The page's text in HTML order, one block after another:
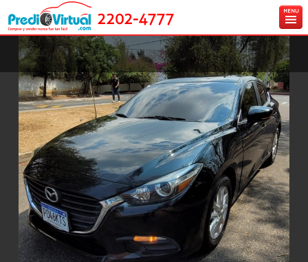
2202-4777
Inicio
Ingresa tu vehículo gratis
Carros en venta
Créditos y Seguros
Contáctanos